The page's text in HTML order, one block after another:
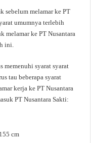
sebelum melamar ke PT
umumnya terlebih
melamar ke PT Nusantara
ini.
memenuhi syarat syarat
tau beberapa syarat
kerja ke PT Nusantara
PT Nusantara Sakti:
cm